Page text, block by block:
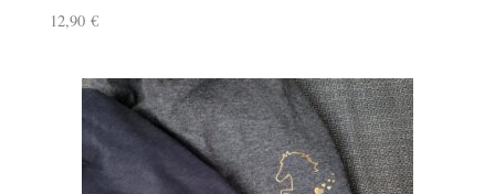
12,90 €